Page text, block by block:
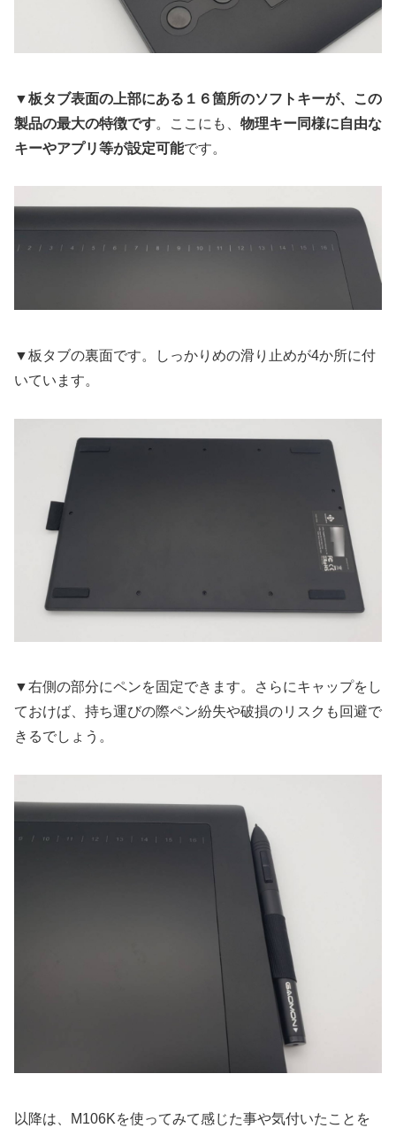
▼板タブ表面の上部にある１６箇所のソフトキーが、この
製品の最大の特徴です。ここにも、 物理キー同様に自由な
キーやアプリ等が設定可能です。
▼板タブの裏面です。しっかりめの滑り止めが4か所に付
いています。
▼右側の部分にペンを固定できます。さらにキャップをし
ておけば、持ち運びの際ペン紛失や破損のリスクも回避で
きるでしょう。
以降は、M106Kを使ってみて感じた事や気付いたことを